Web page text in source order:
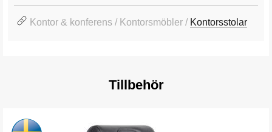
Kontor & konferens / Kontorsmöbler / Kontorsstolar
Tillbehör